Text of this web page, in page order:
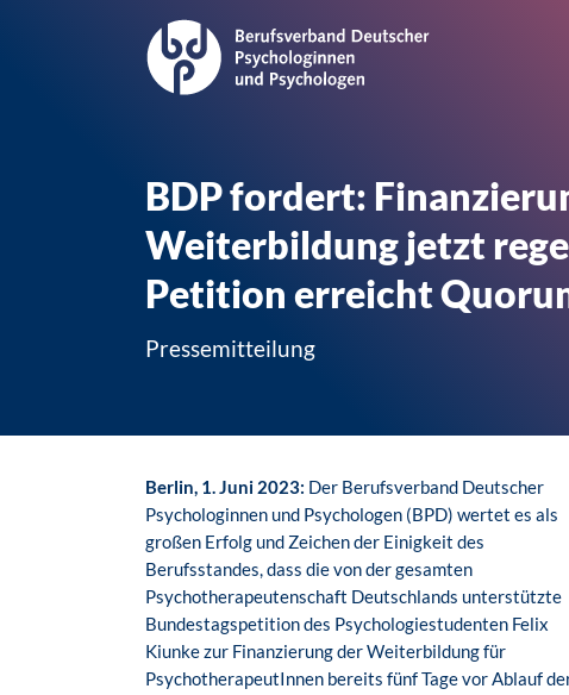
BDP fordert:
Weiterbildung jetzt
Petition erreicht
Pressemitteilung
Berlin, 1. Juni 2023: Der Berufsverband Deutscher
Psychologinnen und Psychologen (BPD) wertet es als
großen Erfolg und Zeichen der Einigkeit des
Berufsstandes, dass die von der gesamten
Psychotherapeutenschaft Deutschlands unterstützte
Bundestagspetition des Psychologiestudenten Felix
Kiunke zur Finanzierung der Weiterbildung für
PsychotherapeutInnen bereits fünf Tage vor Ablauf